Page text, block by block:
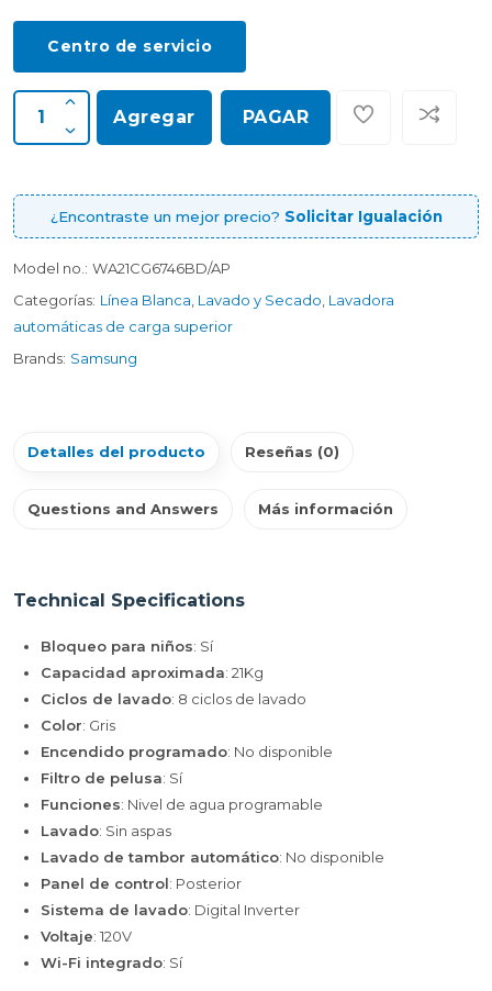
Centro de servicio
Agregar PAGAR
¿Encontraste un mejor precio? Solicitar Igualación
Model no.: WA21CG6746BD/AP
Categorías: Línea Blanca Lavado y Secado Lavadora
automáticas de carga superior
Brands: Samsung
Detalles del producto Reseñas (0)
Questions and Answers Más información
Technical Specifications
Bloqueo para niños: Sí
Capacidad aproximada: 21Kg
Ciclos de lavado: 8 ciclos de lavado
Color: Gris
Encendido programado: No disponible
Filtro de pelusa: Sí
Funciones: Nivel de agua programable
Lavado: Sin aspas
Lavado de tambor automático: No disponible
Panel de control: Posterior
Sistema de lavado: Digital Inverter
Voltaje: 120V
Wi-Fi integrado: Sí